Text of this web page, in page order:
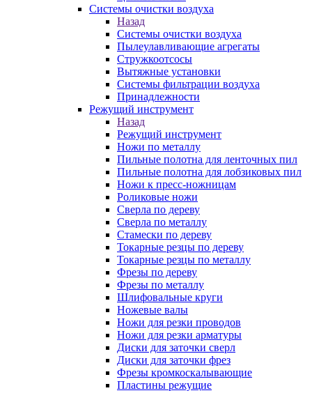
Системы очистки воздуха
Назад
Системы очистки воздуха
Пылеулавливающие агрегаты
Стружкоотсосы
Вытяжные установки
Системы фильтрации воздуха
Принадлежности
Режущий инструмент
Назад
Режущий инструмент
Ножи по металлу
Пильные полотна для ленточных пил
Пильные полотна для лобзиковых пил
Ножи к пресс-ножницам
Роликовые ножи
Сверла по дереву
Сверла по металлу
Стамески по дереву
Токарные резцы по дереву
Токарные резцы по металлу
Фрезы по дереву
Фрезы по металлу
Шлифовальные круги
Ножевые валы
Ножи для резки проводов
Ножи для резки арматуры
Диски для заточки сверл
Диски для заточки фрез
Фрезы кромкоскалывающие
Пластины режущие